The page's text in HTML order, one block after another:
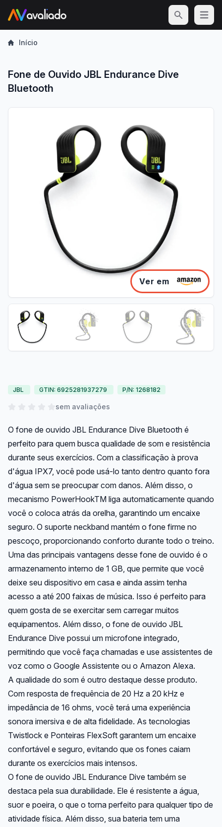
Open
Início
Fone de Ouvido JBL Endurance Dive
Bluetooth
Ver em
JBL GTIN: 6925281937279 P/N: 1268182
sem avaliações
O fone de ouvido JBL Endurance Dive Bluetooth é
perfeito para quem busca qualidade de som e resistência
durante seus exercícios. Com a classificação à prova
d'água IPX7, você pode usá-lo tanto dentro quanto fora
d'água sem se preocupar com danos. Além disso, o
mecanismo PowerHookTM liga automaticamente quando
você o coloca atrás da orelha, garantindo um encaixe
seguro. O suporte neckband mantém o fone firme no
pescoço, proporcionando conforto durante todo o treino.
Uma das principais vantagens desse fone de ouvido é o
armazenamento interno de 1 GB, que permite que você
deixe seu dispositivo em casa e ainda assim tenha
acesso a até 200 faixas de música. Isso é perfeito para
quem gosta de se exercitar sem carregar muitos
equipamentos. Além disso, o fone de ouvido JBL
Endurance Dive possui um microfone integrado,
permitindo que você faça chamadas e use assistentes de
voz como o Google Assistente ou o Amazon Alexa.
A qualidade do som é outro destaque desse produto.
Com resposta de frequência de 20 Hz a 20 kHz e
impedância de 16 ohms, você terá uma experiência
sonora imersiva e de alta fidelidade. As tecnologias
Twistlock e Ponteiras FlexSoft garantem um encaixe
confortável e seguro, evitando que os fones caiam
durante os exercícios mais intensos.
O fone de ouvido JBL Endurance Dive também se
destaca pela sua durabilidade. Ele é resistente a água,
suor e poeira, o que o torna perfeito para qualquer tipo de
atividade física. Além disso, sua bateria tem uma